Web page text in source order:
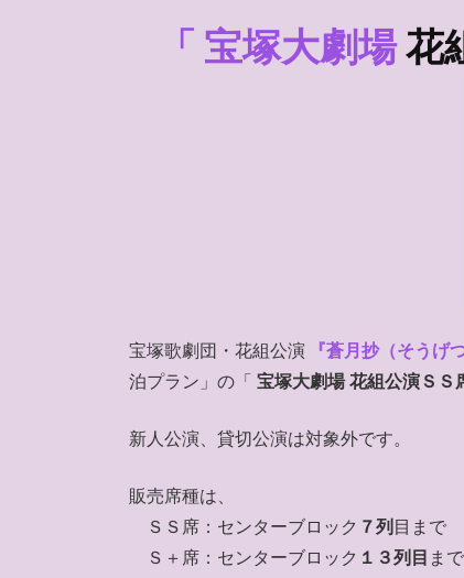
「 宝塚大劇場花
宝塚歌劇団・花組公演 『蒼月抄（そうげ
泊プラン」の「 宝塚大劇場 花組公演ＳＳ
新人公演、貸切公演は対象外です。
販売席種は、
ＳＳ席：センターブロック ７列 目まで
Ｓ＋席：センターブロック １３列目 まで